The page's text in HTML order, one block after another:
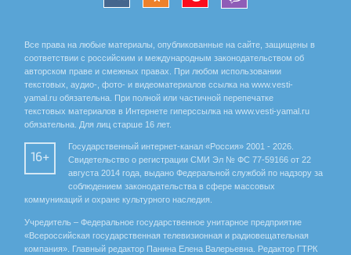
Все права на любые материалы, опубликованные на сайте, защищены в
соответствии с российским и международным законодательством об
авторском праве и смежных правах. При любом использовании
текстовых, аудио-, фото- и видеоматериалов ссылка на www.vesti-
yamal.ru обязательна. При полной или частичной перепечатке
текстовых материалов в Интернете гиперссылка на www.vesti-yamal.ru
обязательна. Для лиц старше 16 лет.
16+
Государственный интернет-канал «Россия» 2001 - 2026.
Свидетельство о регистрации СМИ Эл № ФС 77-59166 от 22
августа 2014 года, выдано Федеральной службой по надзору за
соблюдением законодательства в сфере массовых
коммуникаций и охране культурного наследия.
Учредитель – Федеральное государственное унитарное предприятие
«Всероссийская государственная телевизионная и радиовещательная
компания». Главный редактор Панина Елена Валерьевна. Редактор ГТРК